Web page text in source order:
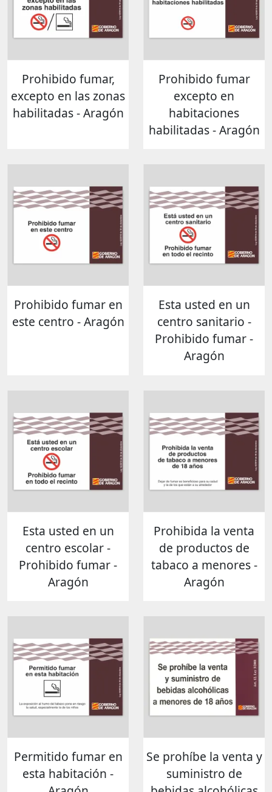
Prohibido fumar,
excepto en las zonas
habilitadas - Aragón
Prohibido fumar
excepto en
habitaciones
habilitadas - Aragón
Prohibido fumar en
este centro - Aragón
Esta usted en un
centro sanitario -
Prohibido fumar -
Aragón
Esta usted en un
centro escolar -
Prohibido fumar -
Aragón
Prohibida la venta
de productos de
tabaco a menores -
Aragón
Permitido fumar en
esta habitación -
Se prohíbe la venta y
suministro de